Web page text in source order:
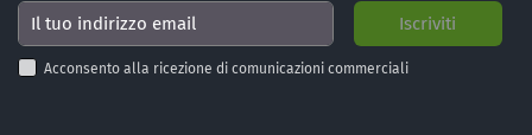
Acconsento alla ricezione di comunicazioni commerciali